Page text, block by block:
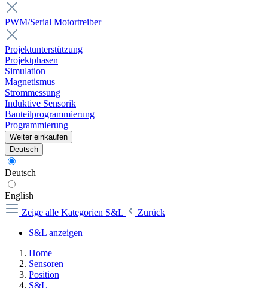
PWM/Serial Motortreiber
Projektunterstützung
Projektphasen
Simulation
Magnetismus
Strommessung
Induktive Sensorik
Bauteilprogrammierung
Programmierung
Weiter einkaufen
Deutsch
Deutsch
English
Zeige alle Kategorien S&L
Zurück
S&L anzeigen
Home
Sensoren
Position
S&L